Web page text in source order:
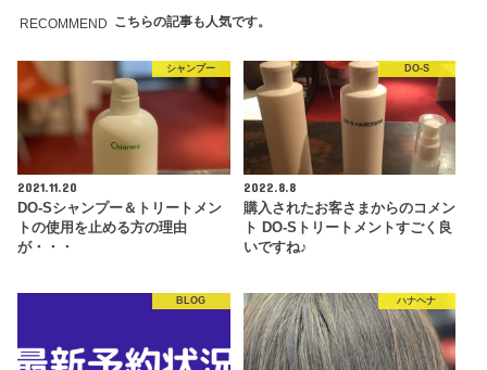
RECOMMEND こちらの記事も人気です。
シャンプー
2021.11.20
DO-Sシャンプー＆トリートメン
トの使用を止める方の理由
が・・・
DO-S
2022.8.8
購入されたお客さまからのコメン
ト DO-Sトリートメントすごく良
いですね♪
BLOG ハナヘナ